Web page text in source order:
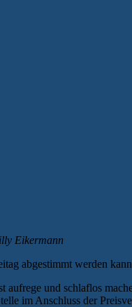
Eikermann
abgestimmt werden
und schlaflos
im Anschluss der